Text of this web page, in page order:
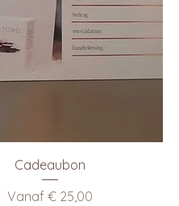
Cadeaubon
Vanaf € 25,00
Verkoopprijs